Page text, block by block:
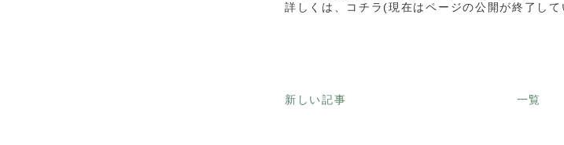
詳しくは、 コチラ(現在はページの公開が終了して
新しい記事 一覧